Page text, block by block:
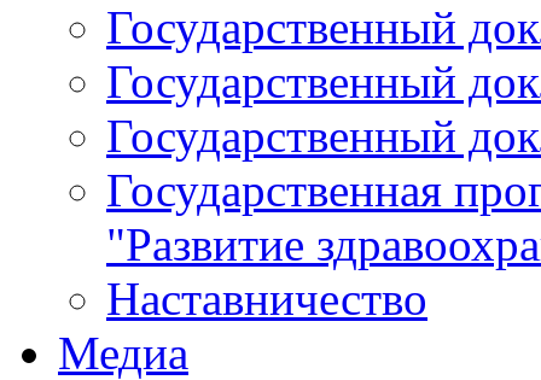
Государственный
Государственный
Государственный
Государственная
"Развитие
Наставничество
Медиа